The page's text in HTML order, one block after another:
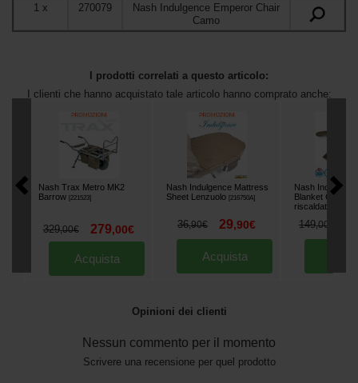
1 x 270079
Nash Indulgence Emperor Chair
Camo
I prodotti correlati a questo articolo:
I clienti che hanno acquistato tale articolo hanno comprato anche:
Nash Trax Metro MK2
Barrow
221523]
329,00€ 279,00€
Acquista
Nash Indulgence Mattress
Sheet Lenzuolo
216750A]
36,90€ 29,90€
Acquista
Nash
Blanket
riscaldata
149,00
Opinioni dei clienti
Nessun commento per il momento
Scrivere una recensione per quel prodotto